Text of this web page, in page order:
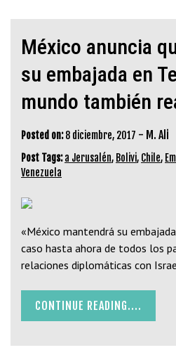
México anuncia
su embajada en
mundo también
Posted on: 8 diciembre, 2017 - M. Ali
Post Tags:a Jerusalén, Bolivi, Chile,
Venezuela
«México mantendrá su
caso hasta ahora de todos los
relaciones diplomáticas con
CONTINUE READING....